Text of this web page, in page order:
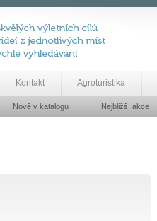
Kontakt Agroturistika
Nově v katalogu Nejbližší akce